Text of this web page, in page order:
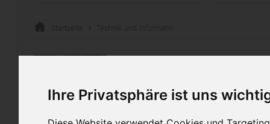
Ihre Privatsphäre ist uns
Startseite Technik und Informatik
Planen u. Einleiten v.
Lösungen zu dem Arbeitsheft